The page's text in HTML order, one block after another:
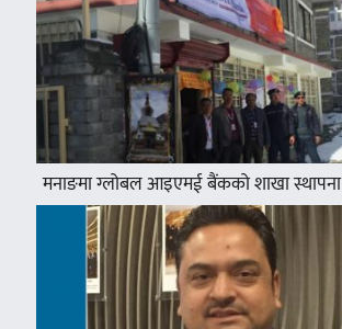
मनाङमा ग्लोबल आइएमई बैंकको शाखा स्थापना